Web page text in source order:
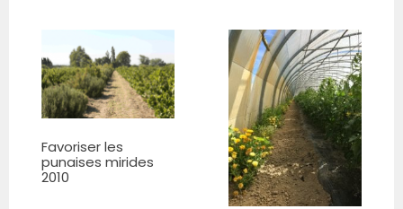
Favoriser les
punaises mirides
2010